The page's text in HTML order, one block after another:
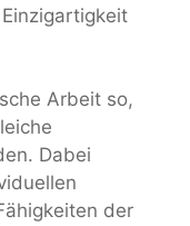
Arbeit so,
Dabei
der